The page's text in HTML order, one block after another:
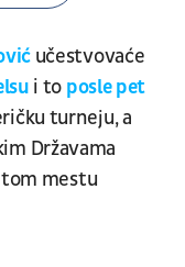
učestvovaće
i to posle pet
turneju, a
Državama
mestu